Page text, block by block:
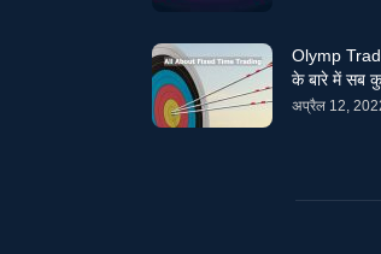
Olymp
के बारे में सब
अप्रैल 12,